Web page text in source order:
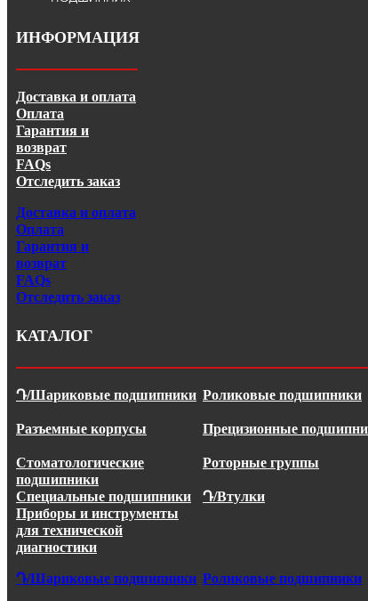
ИНФОРМАЦИЯ
Доставка и оплата
Оплата
Гарантия и
возврат
FAQs
Отследить заказ
Доставка и оплата
Оплата
Гарантия и
возврат
FAQs
Отследить заказ
КАТАЛОГ
Դ/Шариковые подшипники Роликовые подшипники
Разъемные корпусы
Прецизионные
Стоматологические
подшипники
Роторные группы
Специальные подшипники Դ/Втулки
Приборы и инструменты
для технической
диагностики
Դ/Шариковые подшипники Роликовые подшипники